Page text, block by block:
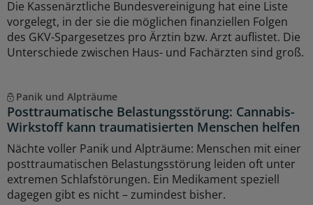
Die Kassenärztliche Bundesvereinigung hat eine Liste
vorgelegt, in der sie die möglichen finanziellen Folgen
des GKV-Spargesetzes pro Ärztin bzw. Arzt auflistet. Die
Unterschiede zwischen Haus- und Fachärzten sind groß.
Panik und Alpträume
Posttraumatische Belastungsstörung: Cannabis-
Wirkstoff kann traumatisierten Menschen helfen
Nächte voller Panik und Alpträume: Menschen mit einer
posttraumatischen Belastungsstörung leiden oft unter
extremen Schlafstörungen. Ein Medikament speziell
dagegen gibt es nicht – zumindest bisher.